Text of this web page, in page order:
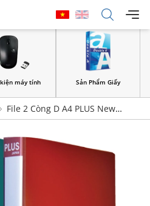
kiện máy tính Sản Phẩm Giấy
File 2 Còng D A4 PLUS New